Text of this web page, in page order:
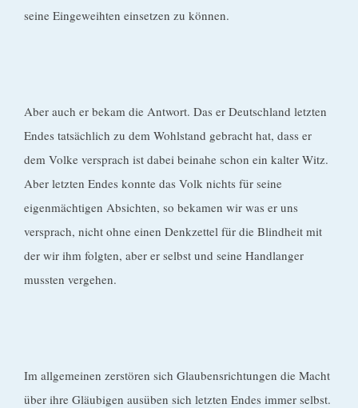
seine Eingeweihten einsetzen zu können.
Aber auch er bekam die Antwort. Das er Deutschland letzten
Endes tatsächlich zu dem Wohlstand gebracht hat, dass er
dem Volke versprach ist dabei beinahe schon ein kalter Witz.
Aber letzten Endes konnte das Volk nichts für seine
eigenmächtigen Absichten, so bekamen wir was er uns
versprach, nicht ohne einen Denkzettel für die Blindheit mit
der wir ihm folgten, aber er selbst und seine Handlanger
mussten vergehen.
Im allgemeinen zerstören sich Glaubensrichtungen die Macht
über ihre Gläubigen ausüben sich letzten Endes immer selbst.